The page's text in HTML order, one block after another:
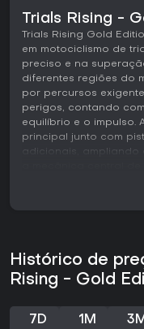
Trials Rising -
Trials Rising Gold
em motociclismo de
preciso e na
diferentes regiões do
por percursos
perigos, contando
equilíbrio e o impulso.
principal junto com
adicionais,
embreagem para
percurso exige
transpor obstáculos
acontece por meio
Histórico de
Rising - Gold
7D 1M 3M